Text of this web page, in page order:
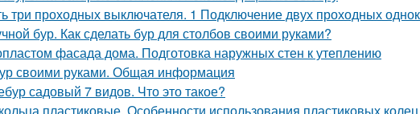
три проходных выключателя. 1 Подключение двух проходных
бур. Как сделать бур для столбов своими руками?
фасада дома. Подготовка наружных стен к утеплению
своими руками. Общая информация
садовый 7 видов. Что это такое?